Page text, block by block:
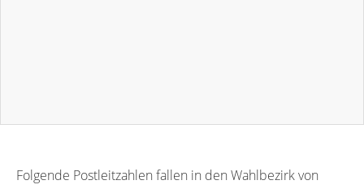
Folgende Postleitzahlen fallen in den Wahlbezirk von